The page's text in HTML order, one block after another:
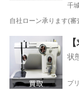
千
自社ローン承ります(
千葉 千葉市
状
プ